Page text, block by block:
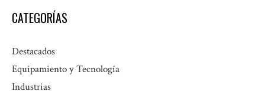
CATEGORÍAS
Destacados
Equipamiento y Tecnología
Industrias